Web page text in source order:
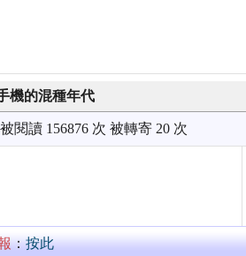
機的混種年代
閱讀 156876 次 被轉寄 20 次
：按此